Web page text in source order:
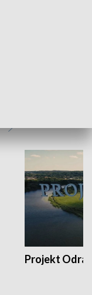
Projekt Odra